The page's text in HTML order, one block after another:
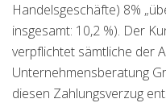
Handelsgeschäfte) 8%
insgesamt: 10,2 %). Der
verpflichtet sämtliche der
Unternehmensberatung
diesen Zahlungsverzug